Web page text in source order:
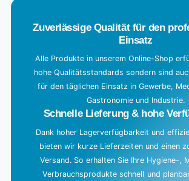
Zuverlässige Qualität für den
Einsatz
Alle Produkte in unserem Online-Shop
hohe Qualitätsstandards sondern sind
für den täglichen Einsatz in Gewerbe,
Gastronomie und Industrie.
Schnelle Lieferung & hohe
Dank hoher Lagerverfügbarkeit und
bieten wir kurze Lieferzeiten und einen
Versand. So erhalten Sie Ihre Hygiene-,
Verbrauchsprodukte schnell und